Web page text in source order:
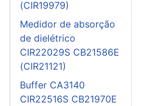
(CIR19979)
Medidor de absorção
de dielétrico
CIR22029S CB21586E
(CIR21121)
Buffer CA3140
CIR22516S CB21970E